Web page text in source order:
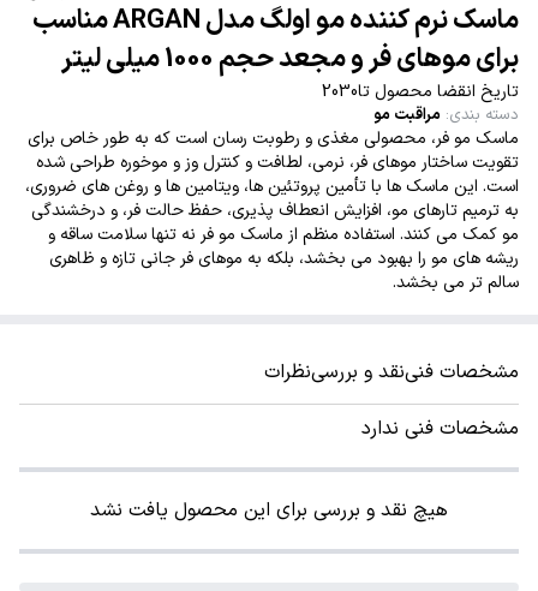
ماسک نرم کننده مو اولگ مدل ARGAN مناسب
برای موهای فر و مجعد حجم 1000 میلی لیتر
تاریخ انقضا محصول تا2030
دسته بندی: مراقبت مو
ماسک مو فر، محصولی مغذی و رطوبت رسان است که به طور خاص برای
تقویت ساختار موهای فر، نرمی، لطافت و کنترل وز و موخوره طراحی شده
است. این ماسک ها با تأمین پروتئین ها، ویتامین ها و روغن های ضروری،
به ترمیم تارهای مو، افزایش انعطاف پذیری، حفظ حالت فر، و درخشندگی
مو کمک می کنند. استفاده منظم از ماسک مو فر نه تنها سلامت ساقه و
ریشه های مو را بهبود می بخشد، بلکه به موهای فر جانی تازه و ظاهری
سالم تر می بخشد.
مشخصات فنینقد و بررسینظرات
مشخصات فنی ندارد
هیچ نقد و بررسی برای این محصول یافت نشد